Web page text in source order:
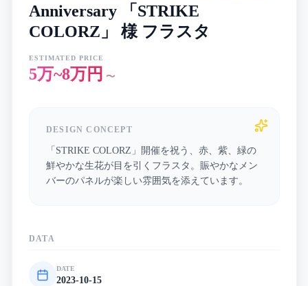
Anniversary 「STRIKE
COLORZ」 様 フラスタ
ESTIMATED PRICE
5万~8万円 〜
DESIGN CONCEPT
「STRIKE COLORZ」開催を祝う、赤、紫、緑の
鮮やかな生花が目を引くフラスタ。賑やかなメン
バーのパネルが楽しい雰囲気を添えています。
DATA
DATE
2023-10-15